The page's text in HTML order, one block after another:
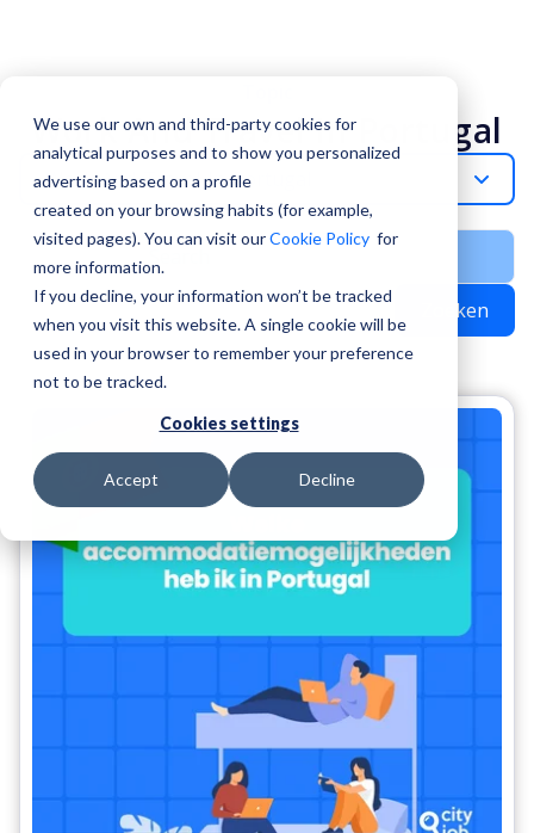
We use our own and third-party cookies for
analytical purposes and to show you personalized
advertising based on a profile
created on your browsing habits (for example,
visited pages). You can visit ourCookie Policy for
more information.
If you decline, your information won’t be tracked
when you visit this website. A single cookie will be
used in your browser to remember your preference
not to be tracked.
Cookies settings
Accept Decline
Work And Travel In Portugal
Work-And-Travel-In-Portugal
Zoeken